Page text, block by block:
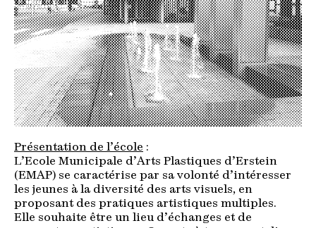
Présentation de l’école :
L’Ecole Municipale d’Arts Plastiques d’Erstein
(EMAP) se caractérise par sa volonté d’intéresser
les jeunes à la diversité des arts visuels, en
proposant des pratiques artistiques multiples.
Elle souhaite être un lieu d’échanges et de